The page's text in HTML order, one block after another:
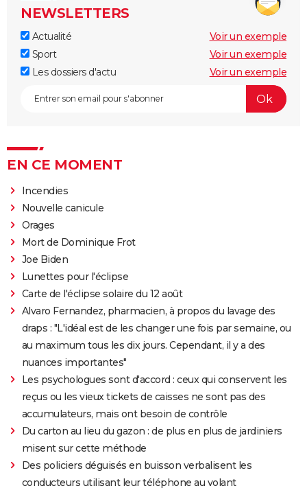
NEWSLETTERS
Actualité
Voir un exemple
Sport
Voir un exemple
Les dossiers d'actu
Voir un exemple
EN CE MOMENT
Incendies
Nouvelle canicule
Orages
Mort de Dominique Frot
Joe Biden
Lunettes pour l'éclipse
Carte de l'éclipse solaire du 12 août
Alvaro Fernandez, pharmacien, à propos du lavage des
draps : "L'idéal est de les changer une fois par semaine, ou
au maximum tous les dix jours. Cependant, il y a des
nuances importantes"
Les psychologues sont d'accord : ceux qui conservent les
reçus ou les vieux tickets de caisses ne sont pas des
accumulateurs, mais ont besoin de contrôle
Du carton au lieu du gazon : de plus en plus de jardiniers
misent sur cette méthode
Des policiers déguisés en buisson verbalisent les
conducteurs utilisant leur téléphone au volant